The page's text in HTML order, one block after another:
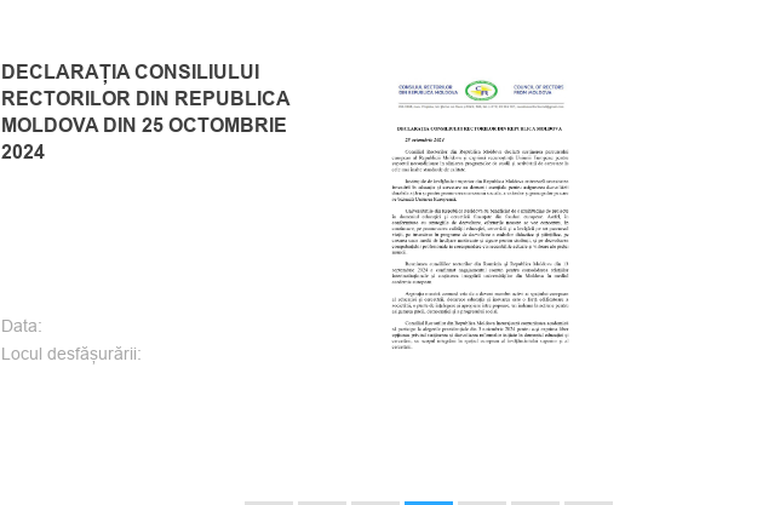
DECLARAȚIA CONSILIULUI
RECTORILOR DIN REPUBLICA
MOLDOVA DIN 25 OCTOMBRIE
2024
Data:
Locul desfășurării: